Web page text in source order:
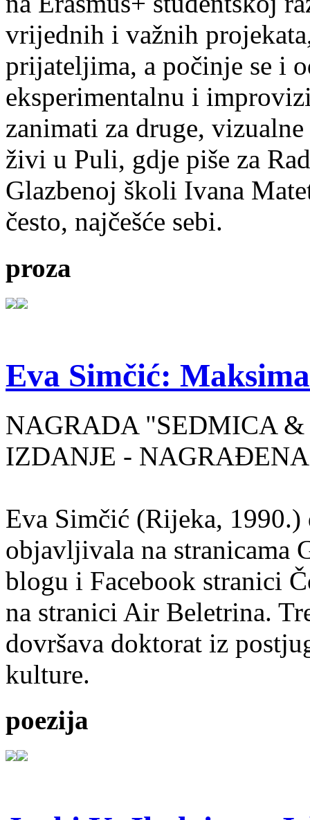
vrijednih i važnih
prijateljima, a počinje se i
eksperimentalnu i
zanimati za druge,
živi u Puli, gdje piše za
Glazbenoj školi Ivana
često, najčešće sebi.
proza
Eva Simčić:
NAGRADA "SEDMICA
IZDANJE -
Eva Simčić (Rijeka, 1990.)
objavljivala na stranicama
blogu i Facebook stranici
na stranici Air Beletrina.
dovršava doktorat iz
kulture.
poezija